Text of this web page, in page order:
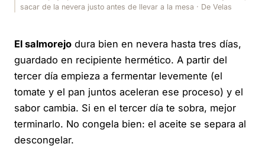
sacar de la nevera justo antes de llevar a la mesa · De Velas
El salmorejo dura bien en nevera hasta tres días,
guardado en recipiente hermético. A partir del
tercer día empieza a fermentar levemente (el
tomate y el pan juntos aceleran ese proceso) y el
sabor cambia. Si en el tercer día te sobra, mejor
terminarlo. No congela bien: el aceite se separa al
descongelar.